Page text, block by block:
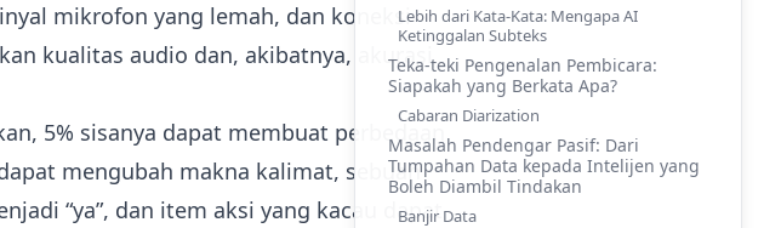
Lebih dari Kata-Kata: Mengapa AI
Ketinggalan Subteks
Teka-teki Pengenalan Pembicara:
Siapakah yang Berkata Apa?
Cabaran Diarization
Masalah Pendengar Pasif: Dari
Tumpahan Data kepada Intelijen yang
Boleh Diambil Tindakan
Banjir Data
mikrofon yang lemah, dan koneksi
kualitas audio dan, akibatnya, akurasi
5% sisanya dapat membuat perbedaan
mengubah makna kalimat, sebuah
“ya”, dan item aksi yang kacau dapat